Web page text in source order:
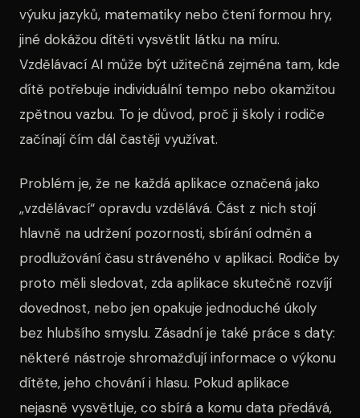
výuku jazyků, matematiky nebo čtení formou hry,
jiné dokážou dítěti vysvětlit látku na míru.
Vzdělávací AI může být užitečná zejména tam, kde
dítě potřebuje individuální tempo nebo okamžitou
zpětnou vazbu. To je důvod, proč ji školy i rodiče
začínají čím dál častěji využívat.
Problém je, že ne každá aplikace označená jako
„vzdělávací“ opravdu vzdělává. Část z nich stojí
hlavně na udržení pozornosti, sbírání odměn a
prodlužování času stráveného v aplikaci. Rodiče by
proto měli sledovat, zda aplikace skutečně rozvíjí
dovednost, nebo jen opakuje jednoduché úkoly
bez hlubšího smyslu. Zásadní je také práce s daty:
některé nástroje shromažďují informace o výkonu
dítěte, jeho chování i hlasu. Pokud aplikace
nejasně vysvětluje, co sbírá a komu data předává,